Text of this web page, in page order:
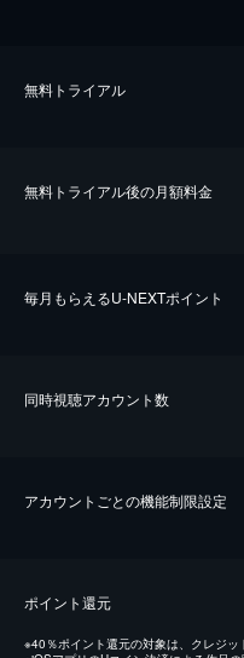
無料トライアル
無料トライアル後の⽉額料金
毎⽉もらえるU-NEXTポイント
同時視聴アカウント数
アカウントごとの機能制限設定
ポイント還元
※40％ポイント還元の対象は、クレジッ